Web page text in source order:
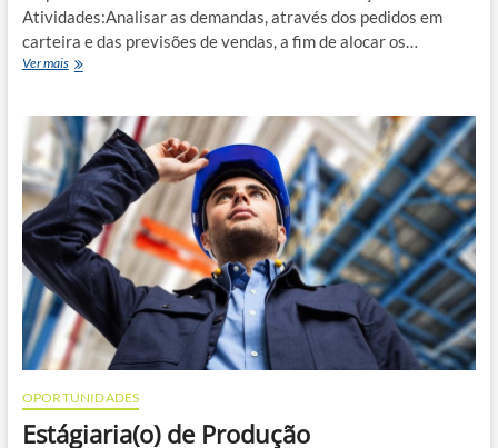
Atividades:Analisar as demandas, através dos pedidos em
carteira e das previsões de vendas, a fim de alocar os…
Ver maisAnalista
(PCP)
–
Sênior
OPORTUNIDADES
Estágiaria(o) de Produção